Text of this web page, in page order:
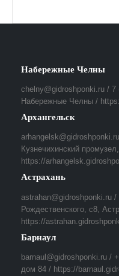
Набережные Челны
chelny@gidroshponki.ru /
Набережные Челны /
Архангельск
Кузнечихинский
https://
Астрахань
astrahan@gidroshponki.ru /
Рождественского, с8,
https://
Барнаул
barnaul@gidroshponki.ru /
дом 84 / https://